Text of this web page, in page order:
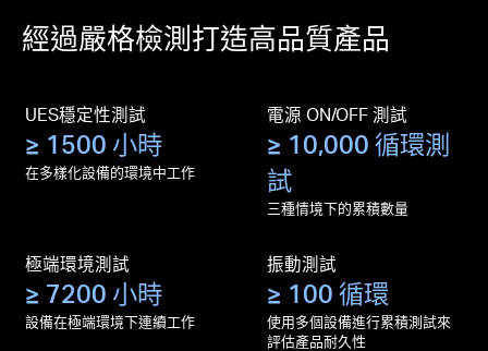
經過嚴格檢測打造高品質產品
UES穩定性測試
≥ 1500 小時
在多樣化設備的環境中工作
電源 ON/OFF 測試
≥ 10,000 循環測
試
三種情境下的累積數量
極端環境測試
≥ 7200 小時
設備在極端環境下連續工作
振動測試
≥ 100 循環
使用多個設備進行累積測試來
評估產品耐久性